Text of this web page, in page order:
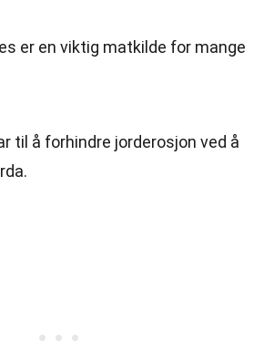
er en viktig matkilde for mange
til å forhindre jorderosjon ved å